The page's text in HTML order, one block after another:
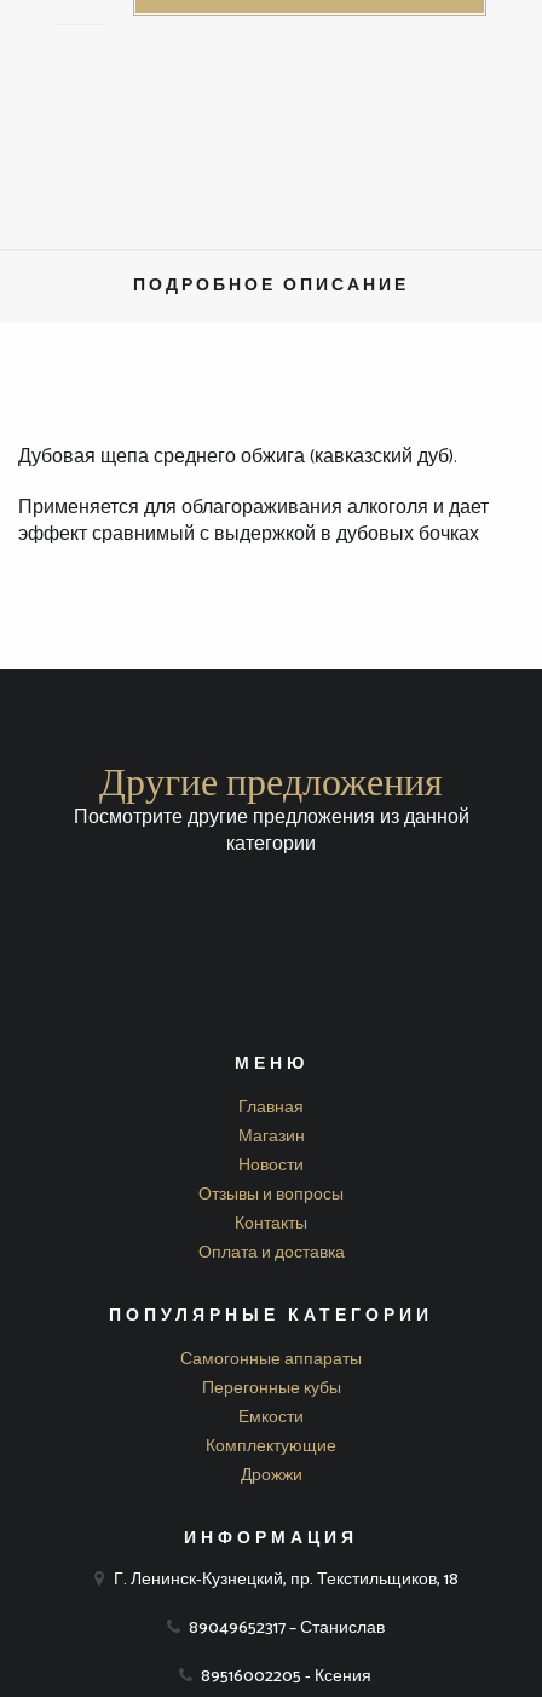
ПОДРОБНОЕ ОПИСАНИЕ
Дубовая щепа среднего обжига (кавказский дуб).
Применяется для облагораживания алкоголя и дает
эффект сравнимый с выдержкой в дубовых бочках
Другие предложения
Посмотрите другие предложения из данной
категории
МЕНЮ
Главная
Магазин
Новости
Отзывы и вопросы
Контакты
Оплата и доставка
ПОПУЛЯРНЫЕ КАТЕГОРИИ
Самогонные аппараты
Перегонные кубы
Емкости
Комплектующие
Дрожжи
ИНФОРМАЦИЯ
Г. Ленинск-Кузнецкий, пр. Текстильщиков, 18
89049652317 – Станислав
89516002205 - Ксения